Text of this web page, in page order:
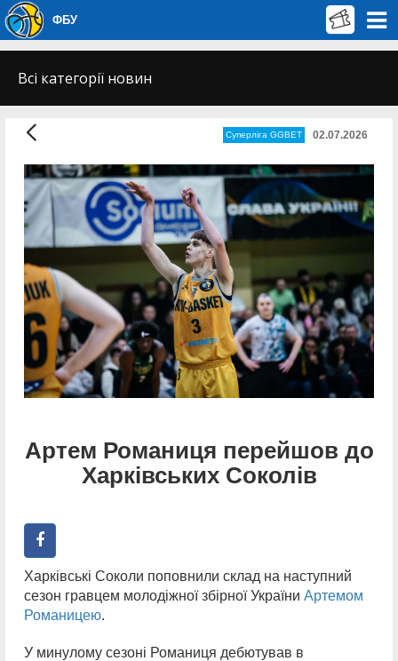
ФБУ
Всі категорії новин
Суперліга GGBET 02.07.2026
Артем Романиця перейшов до
Харківських Соколів
Харківські Соколи поповнили склад на наступний
сезон гравцем молодіжної збірної України Артемом
Романицею.
У минулому сезоні Романиця дебютував в